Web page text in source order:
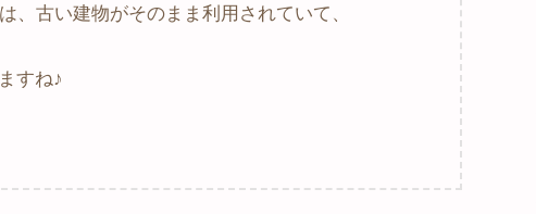
、古い建物がそのまま利用されていて、
すね♪